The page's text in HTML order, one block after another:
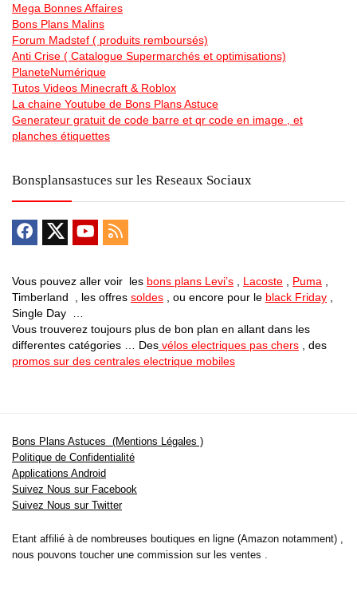
Mega Bonnes Affaires
Bons Plans Malins
Forum Madstef ( produits remboursés)
Anti Crise ( Catalogue Supermarchés et optimisations)
PlaneteNumérique
Tutos Videos Minecraft & Roblox
La chaine Youtube de Bons Plans Astuce
Generateur gratuit de code barre et qr code en image , et
planches étiquettes
Bonsplansastuces sur les Reseaux Sociaux
Vous pouvez aller voir les bons plans Levi’s , Lacoste , Puma ,
Timberland , les offres soldes , ou encore pour le black Friday ,
Single Day …
Vous trouverez toujours plus de bon plan en allant dans les
differentes catégories … Des vélos electriques pas chers , des
promos sur des centrales electrique mobiles
Bons Plans Astuces (Mentions Légales )
Politique de Confidentialité
Applications Android
Suivez Nous sur Facebook
Suivez Nous sur Twitter
Etant affilié à de nombreuses boutiques en ligne (Amazon notamment) ,
nous pouvons toucher une commission sur les ventes .